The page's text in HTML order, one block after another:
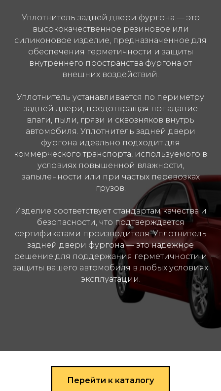
Уплотнитель задней двери фургона — это
высококачественное резиновое или
силиконовое изделие, предназначенное для
обеспечения герметичности и защиты
внутреннего пространства фургона от
внешних воздействий.
Уплотнитель устанавливается по периметру
задней двери, предотвращая попадание
влаги, пыли, грязи и сквозняков внутрь
автомобиля. Уплотнитель задней двери
фургона идеально подходит для
коммерческого транспорта, используемого в
условиях повышенной влажности,
запыленности или при частых перевозках
грузов.
Изделие соответствует стандартам качества и
безопасности, что подтверждается
сертификатами производителя. Уплотнитель
задней двери фургона — это надежное
решение для поддержания герметичности и
защиты вашего автомобиля в любых условиях
эксплуатации.
Перейти к каталогу